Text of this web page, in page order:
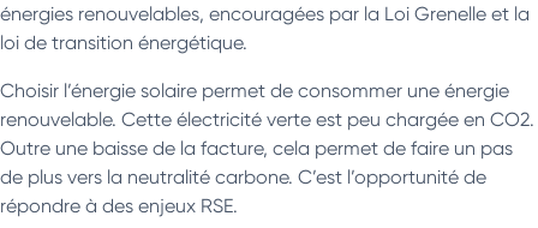
énergies renouvelables, encouragées par la Loi Grenelle et la
loi de transition énergétique.
Choisir l’énergie solaire permet de consommer une énergie
renouvelable. Cette électricité verte est peu chargée en CO2.
Outre une baisse de la facture, cela permet de faire un pas
de plus vers la neutralité carbone. C’est l’opportunité de
répondre à des enjeux RSE.